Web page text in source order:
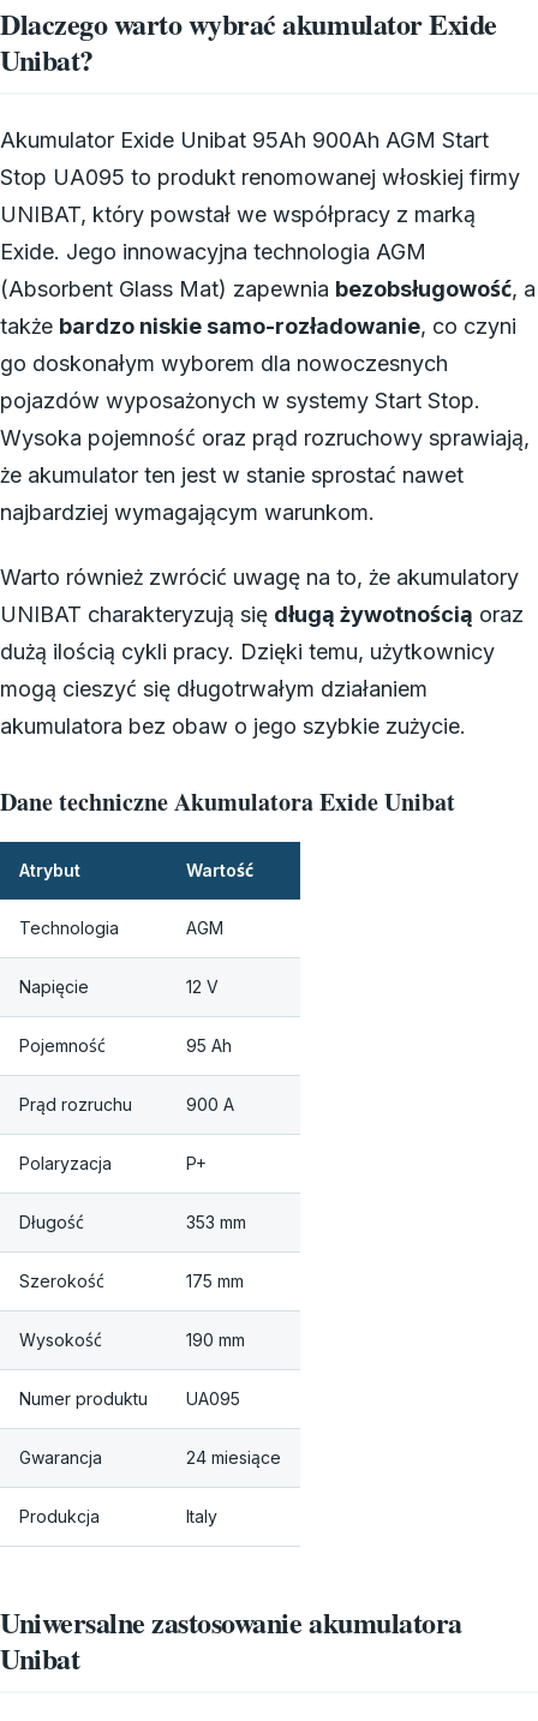
Dlaczego warto wybrać akumulator Exide
Unibat?
Akumulator Exide Unibat 95Ah 900Ah AGM Start
Stop UA095 to produkt renomowanej włoskiej firmy
UNIBAT, który powstał we współpracy z marką
Exide. Jego innowacyjna technologia AGM
(Absorbent Glass Mat) zapewnia bezobsługowość, a
także bardzo niskie samo-rozładowanie, co czyni
go doskonałym wyborem dla nowoczesnych
pojazdów wyposażonych w systemy Start Stop.
Wysoka pojemność oraz prąd rozruchowy sprawiają,
że akumulator ten jest w stanie sprostać nawet
najbardziej wymagającym warunkom.
Warto również zwrócić uwagę na to, że akumulatory
UNIBAT charakteryzują się długą żywotnością oraz
dużą ilością cykli pracy. Dzięki temu, użytkownicy
mogą cieszyć się długotrwałym działaniem
akumulatora bez obaw o jego szybkie zużycie.
Dane techniczne Akumulatora Exide Unibat
Atrybut Wartość
Technologia AGM
Napięcie 12 V
Pojemność 95 Ah
Prąd rozruchu 900 A
Polaryzacja P+
Długość 353 mm
Szerokość 175 mm
Wysokość 190 mm
Numer produktu UA095
Gwarancja 24 miesiące
Produkcja Italy
Uniwersalne zastosowanie akumulatora
Unibat